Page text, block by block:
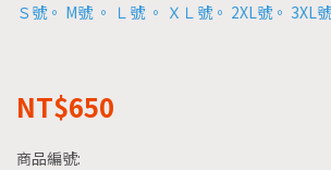
Ｓ號。 M號。 Ｌ號。 ＸＬ號。 2XL號。 3XL號
NT$650
商品編號: